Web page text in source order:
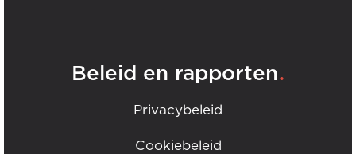
Beleid en rapporten.
Privacybeleid
Cookiebeleid